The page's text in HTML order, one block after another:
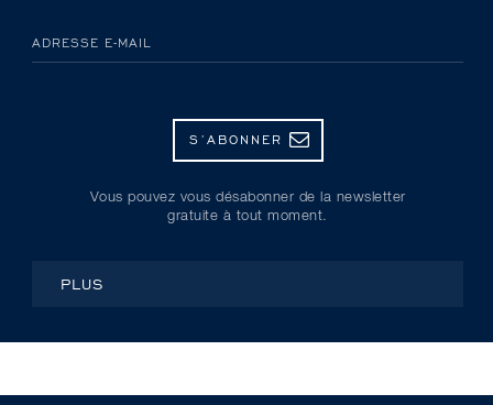
ADRESSE E-MAIL
S’ABONNER
Vous pouvez vous désabonner de la newsletter
gratuite à tout moment.
PLUS